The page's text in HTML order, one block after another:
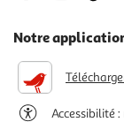
Notre
Accessibilité